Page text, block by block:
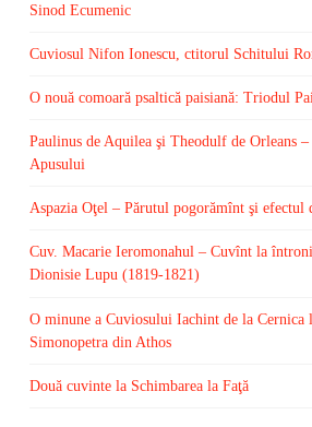
Sinod Ecumenic
Cuviosul Nifon Ionescu, ctitorul Schitului
O nouă comoară psaltică paisiană: Triodul
Paulinus de Aquilea şi Theodulf de Orleans
Apusului
Aspazia Oţel – Părutul pogorămînt şi
Cuv. Macarie Ieromonahul – Cuvînt la
Dionisie Lupu (1819-1821)
O minune a Cuviosului Iachint de la Cernica
Simonopetra din Athos
Două cuvinte la Schimbarea la Faţă